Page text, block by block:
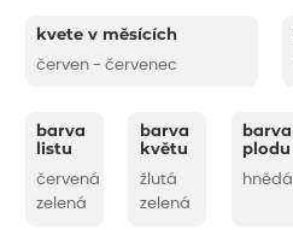
kvete v měsících
červen - červenec
barva
listu
červená
zelená
barva
květu
žlutá
zelená
barva
plodu
hnědá